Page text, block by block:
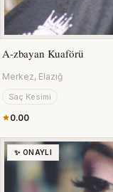
A-zbayan Kuaförü
Merkez, Elazığ
Saç Kesimi
0.00
✨ ONAYLI